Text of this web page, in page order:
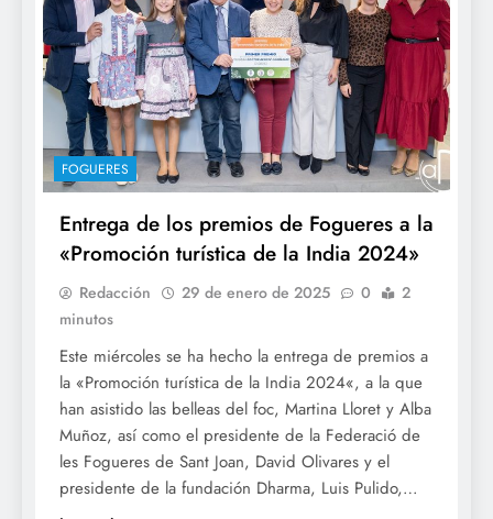
FOGUERES
Entrega de los premios de Fogueres a la
«Promoción turística de la India 2024»
Redacción 29 de enero de 2025 0
2
minutos
Este miércoles se ha hecho la entrega de premios a
la «Promoción turística de la India 2024«, a la que
han asistido las belleas del foc, Martina Lloret y Alba
Muñoz, así como el presidente de la Federació de
les Fogueres de Sant Joan, David Olivares y el
presidente de la fundación Dharma, Luis Pulido,…